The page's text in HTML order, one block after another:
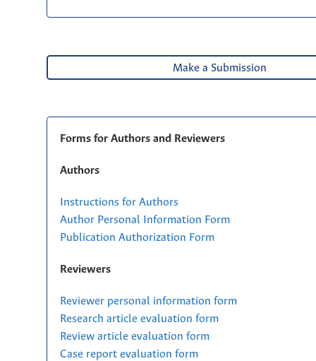
Make a Submission
Forms for Authors and Reviewers
Authors
Instructions for Authors
Author Personal Information Form
Publication Authorization Form
Reviewers
Reviewer personal information form
Research article evaluation form
Review article evaluation form
Case report evaluation form